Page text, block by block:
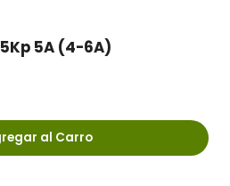
5A (4-6A)
al Carro